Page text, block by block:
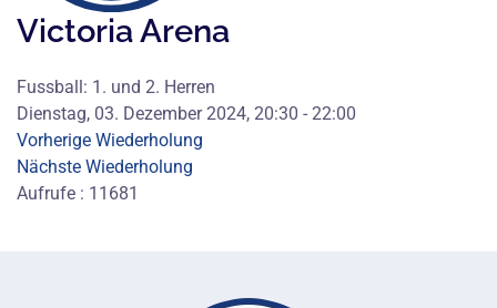
Victoria Arena
Fussball: 1. und 2. Herren
Dienstag, 03. Dezember 2024, 20:30 - 22:00
Vorherige Wiederholung
Nächste Wiederholung
Aufrufe : 11681